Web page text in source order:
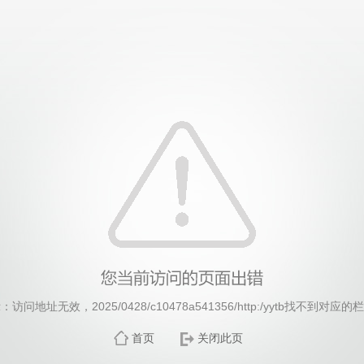
访问地址无效，2025/0428/c10478a541356/http:/yytb找不到对应的
首页 关闭此页